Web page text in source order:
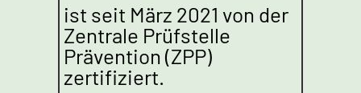
ist seit März 2021 von der
Zentrale Prüfstelle
Prävention (ZPP)
zertifiziert.